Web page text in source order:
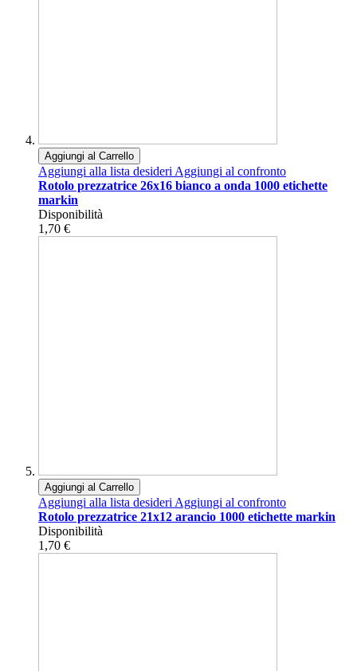
Aggiungi al Carrello
Aggiungi alla lista desideriAggiungi al confronto
Rotolo prezzatrice 26x16 bianco a onda 1000 etichette
markin
Disponibilità
1,70 €
Aggiungi al Carrello
Aggiungi alla lista desideriAggiungi al confronto
Rotolo prezzatrice 21x12 arancio 1000 etichette markin
Disponibilità
1,70 €